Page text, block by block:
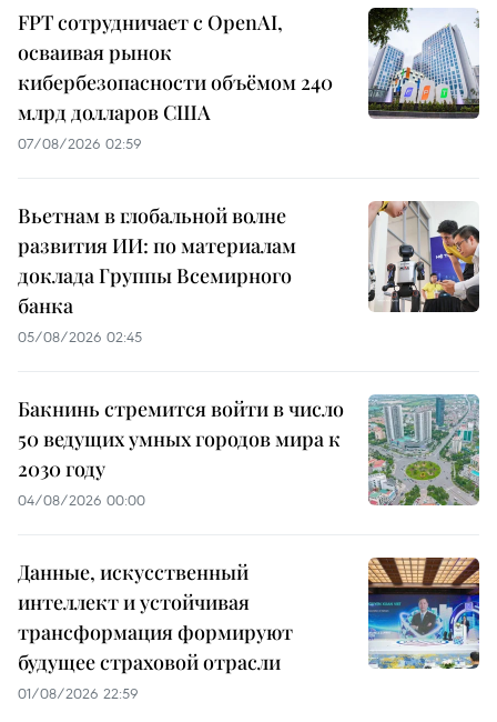
FPT сотрудничает с OpenAI,
осваивая рынок
кибербезопасности объёмом 240
млрд долларов США
07/08/2026 02:59
Вьетнам в глобальной волне
развития ИИ: по материалам
доклада Группы Всемирного
банка
05/08/2026 02:45
Бакнинь стремится войти в число
50 ведущих умных городов мира к
2030 году
04/08/2026 00:00
Данные, искусственный
интеллект и устойчивая
трансформация формируют
будущее страховой отрасли
01/08/2026 22:59